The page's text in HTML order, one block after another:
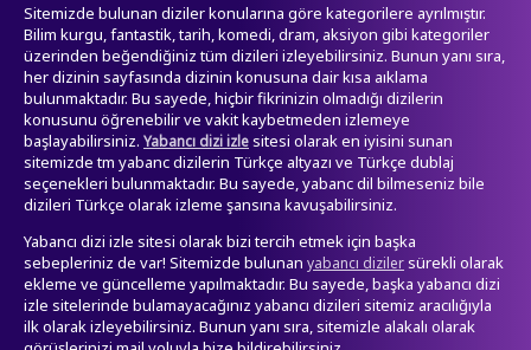
Sitemizde bulunan diziler konularına göre kategorilere ayrılmıştır.
Bilim kurgu, fantastik, tarih, komedi, dram, aksiyon gibi kategoriler
üzerinden beğendiğiniz tüm dizileri izleyebilirsiniz. Bunun yanı sıra,
her dizinin sayfasında dizinin konusuna dair kısa aıklama
bulunmaktadır. Bu sayede, hiçbir fikrinizin olmadığı dizilerin
konusunu öğrenebilir ve vakit kaybetmeden izlemeye
başlayabilirsiniz. Yabancı dizi izlesitesi olarak en iyisini sunan
sitemizde tm yabanc dizilerin Türkçe altyazı ve Türkçe dublaj
seçenekleri bulunmaktadır. Bu sayede, yabanc dil bilmeseniz bile
dizileri Türkçe olarak izleme şansına kavuşabilirsiniz.
Yabancı dizi izle sitesi olarak bizi tercih etmek için başka
sebepleriniz de var! Sitemizde bulunan yabancı dizilersürekli olarak
ekleme ve güncelleme yapılmaktadır. Bu sayede, başka yabancı dizi
izle sitelerinde bulamayacağınız yabancı dizileri sitemiz aracılığıyla
ilk olarak izleyebilirsiniz. Bunun yanı sıra, sitemizle alakalı olarak